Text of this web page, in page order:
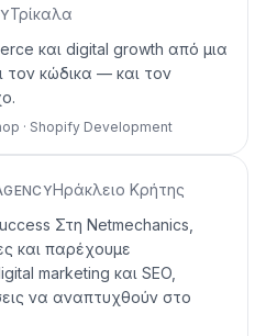
Τρίκαλα
και digital growth από μια
κώδικα — και τον
· Shopify Development
Ηράκλειο Κρήτης
Στη Netmechanics,
και παρέχουμε
marketing και SEO,
να αναπτυχθούν στο